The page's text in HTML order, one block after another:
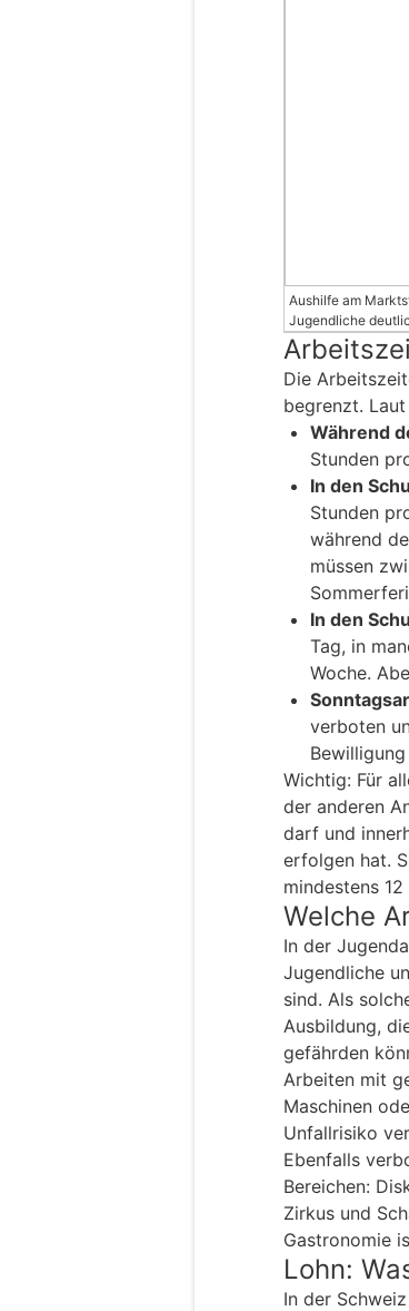
Aushilfe am
Jugendliche
Die
begrenzt.
Während
Stunden
In den
Stunden
während
müssen
In den
Tag, in
Woche.
verboten
Wichtig: Für
der anderen
darf und
erfolgen hat.
mindestens
Welche
In der
Jugendliche
sind. Als
Ausbildung,
gefährden
Arbeiten mit
Maschinen
Unfallrisiko
Ebenfalls
Bereichen:
Zirkus und
Gastronomie
Lohn:
In der